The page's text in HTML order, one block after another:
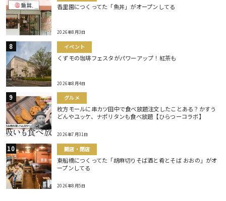
香里園につくってた「魚丼」がオープンしてる
2026年8月3日
イベント
くずモの珈琲フェスタがパワーアップ！紅茶も
2026年8月4日
グルメ
枚方モールに串カツ田中で食べ放題注文したことある？かすう
どんやユッケ、ナポリタンも食べ放題【ひらつーコラボ】
2026年7月31日
開店・閉店
東船橋につくってた「胡麻切りそば酒と肴とそば おおの」がオ
ープンしてる
2026年8月5日